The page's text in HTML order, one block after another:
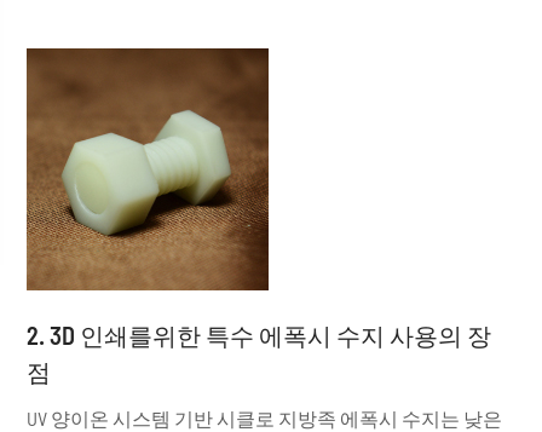
2. 3D 인쇄를위한 특수 에폭시 수지 사용의 장
점
UV 양이온 시스템 기반 시클로 지방족 에폭시 수지는 낮은